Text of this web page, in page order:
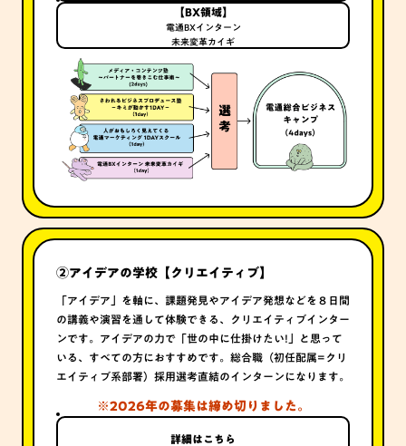
【BX領域】
電通BXインターン
未来変革カイギ
②アイデアの学校【クリエイティブ】
「アイデア」を軸に、課題発見やアイデア発想などを８日間
の講義や演習を通して体験できる、クリエイティブインター
ンです。アイデアの力で「世の中に仕掛けたい!」と思って
いる、すべての方におすすめです。総合職（初任配属=クリ
エイティブ系部署）採用選考直結のインターンになります。
※2026年の募集は締め切りました。
詳細はこちら